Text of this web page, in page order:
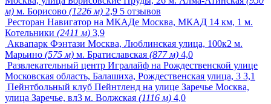
м) м. Борисово (1226 м) 2,9 5 отзывов
Ресторан Навигатор на МКАДе Москва, МКАД 14 км, 1 м.
Котельники (2411 м) 3,9
Аквапарк Фэнтази Москва, Люблинская улица, 100к2 м.
Марьино (575 м) м. Братиславская (877 м) 4,0
Развлекательный центр Игралайф на Рождественской улице
Московская область, Балашиха, Рождественская улица, 3 3,1
Пейнтбольный клуб Пейнтленд на улице Заречье Москва,
улица Заречье, вл3 м. Волжская (1116 м) 4,0